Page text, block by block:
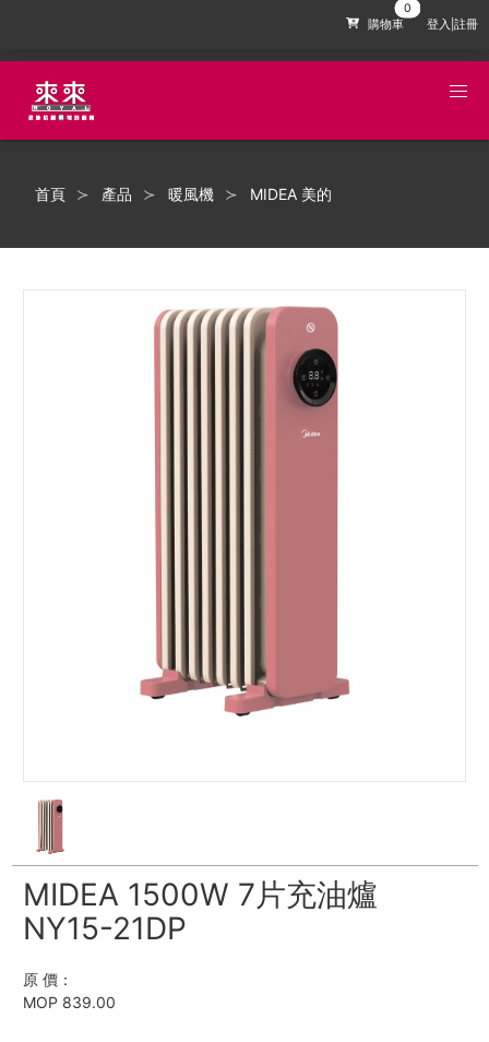
購物車 登入|註冊
首頁 產品 暖風機 MIDEA 美的
MIDEA 1500W 7片充油爐
NY15-21DP
原 價：
MOP 839.00